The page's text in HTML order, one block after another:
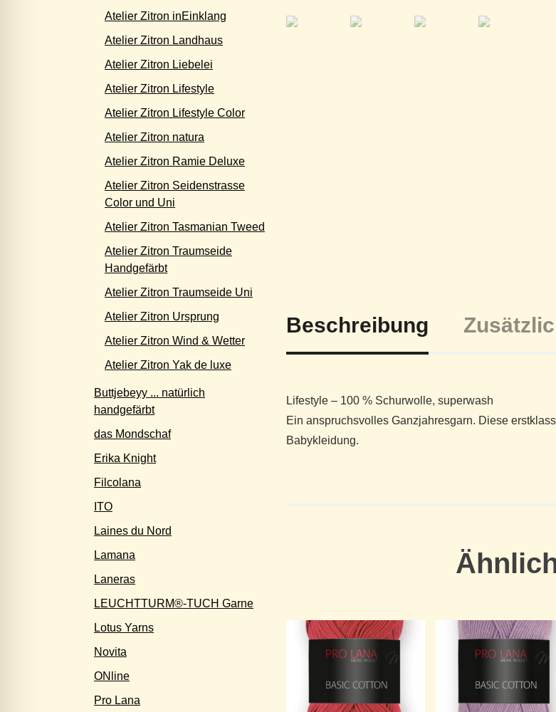
Beschreibung
Lifestyle – 100 % Schurwolle, superwash
Ein anspruchsvolles Ganzjahresgarn. Diese
Babykleidung.
Atelier Zitron inEinklang
Atelier Zitron Landhaus
Atelier Zitron Liebelei
Atelier Zitron Lifestyle
Atelier Zitron Lifestyle Color
Atelier Zitron natura
Atelier Zitron Ramie Deluxe
Atelier Zitron Seidenstrasse
Color und Uni
Atelier Zitron Tasmanian Tweed
Atelier Zitron Traumseide
Handgefärbt
Atelier Zitron Traumseide Uni
Atelier Zitron Ursprung
Atelier Zitron Wind & Wetter
Atelier Zitron Yak de luxe
Buttjebeyy ... natürlich
handgefärbt
das Mondschaf
Erika Knight
Filcolana
ITO
Laines du Nord
Lamana
Laneras
LEUCHTTURM®-TUCH Garne
Lotus Yarns
Novita
ONline
Pro Lana